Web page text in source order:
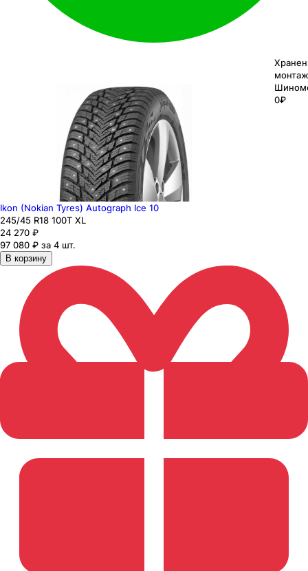
0₽
Ikon (Nokian Tyres) Autograph Ice 10
245/45 R18 100T XL
24 270 ₽
97 080 ₽ за 4 шт.
В корзину